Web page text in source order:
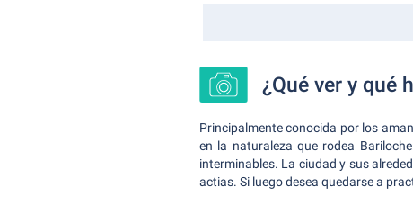
¿Qué ver y qué
Principalmente conocida por los
en la naturaleza que rodea
interminables. La ciudad y sus
actias. Si luego desea quedarse a